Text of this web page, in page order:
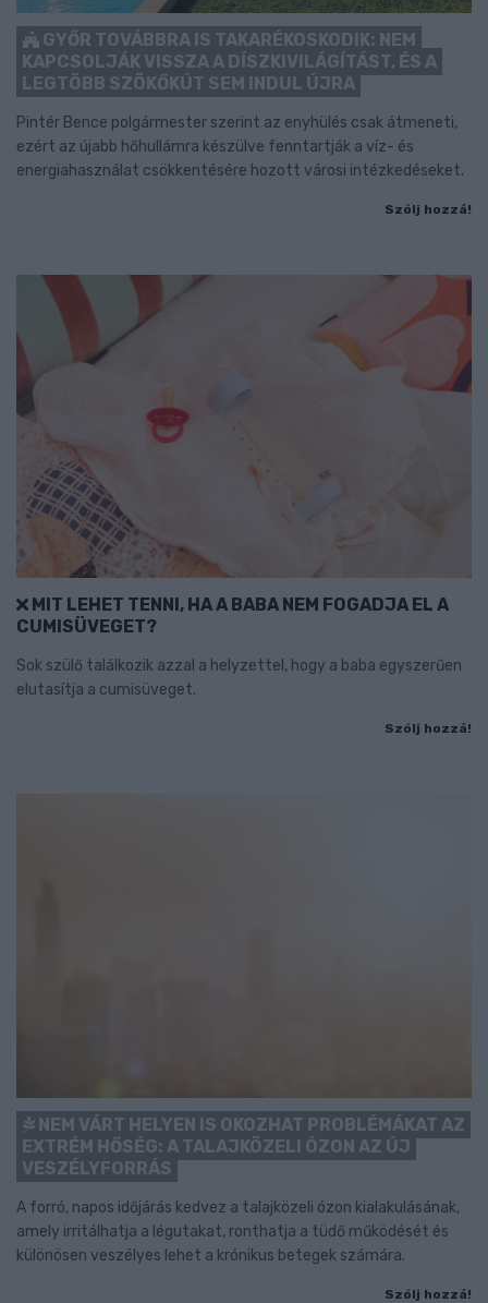
GYŐR TOVÁBBRA IS TAKARÉKOSKODIK: NEM
KAPCSOLJÁK VISSZA A DÍSZKIVILÁGÍTÁST, ÉS A
LEGTÖBB SZÖKŐKÚT SEM INDUL ÚJRA
Pintér Bence polgármester szerint az enyhülés csak átmeneti,
ezért az újabb hőhullámra készülve fenntartják a víz- és
energiahasználat csökkentésére hozott városi intézkedéseket.
Szólj hozzá!
MIT LEHET TENNI, HA A BABA NEM FOGADJA EL A
CUMISÜVEGET?
Sok szülő találkozik azzal a helyzettel, hogy a baba egyszerűen
elutasítja a cumisüveget.
Szólj hozzá!
NEM VÁRT HELYEN IS OKOZHAT PROBLÉMÁKAT AZ
EXTRÉM HŐSÉG: A TALAJKÖZELI ÓZON AZ ÚJ
VESZÉLYFORRÁS
A forró, napos időjárás kedvez a talajközeli ózon kialakulásának,
amely irritálhatja a légutakat, ronthatja a tüdő működését és
különösen veszélyes lehet a krónikus betegek számára.
Szólj hozzá!